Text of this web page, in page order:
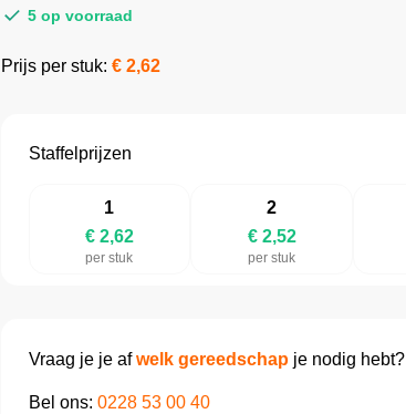
5 op voorraad
Prijs per stuk: € 2,62
Staffelprijzen
1
€ 2,62
per stuk
2
€ 2,52
per stuk
Vraag je je afwelk gereedschapje nodig hebt?
Bel ons: 0228 53 00 40